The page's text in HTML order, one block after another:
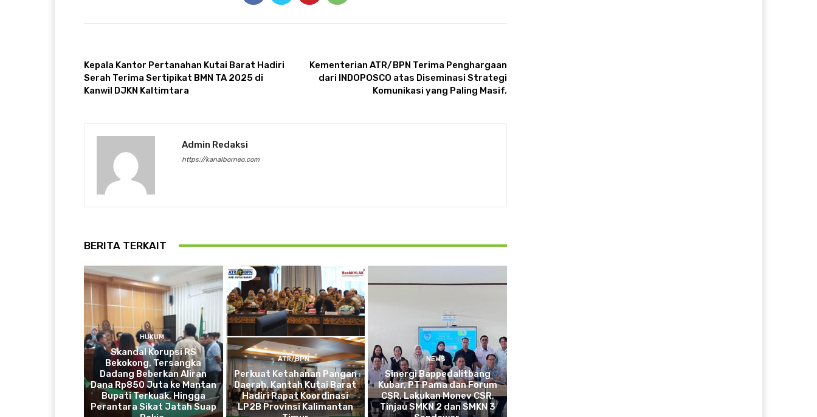
Kepala Kantor Pertanahan Kutai Barat Hadiri
Serah Terima Sertipikat BMN TA 2025 di
Kanwil DJKN Kaltimtara
Kementerian ATR/BPN Terima Penghargaan
dari INDOPOSCO atas Diseminasi Strategi
Komunikasi yang Paling Masif.
Admin Redaksi
https://kanalborneo.com
BERITA TERKAIT
HUKUM
Skandal Korupsi RS
Bekokong, Tersangka
Dadang Beberkan Aliran
Dana Rp850 Juta ke Mantan
Bupati Terkuak, Hingga
Perantara Sikat Jatah Suap
ATR/BPN
Perkuat Ketahanan Pangan
Daerah, Kantah Kutai Barat
Hadiri Rapat Koordinasi
LP2B Provinsi Kalimantan
NEWS
Sinergi Bappedalitbang
Kubar, PT Pama dan Forum
CSR, Lakukan Monev CSR,
Tinjau SMKN 2 dan SMKN 3